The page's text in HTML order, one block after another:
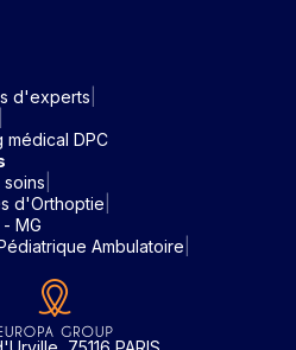
d'experts
médical DPC
soins
d'Orthoptie
MG
Ambulatoire